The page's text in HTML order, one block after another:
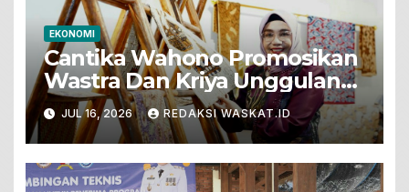
EKONOMI
Cantika Wahono Promosikan
Wastra Dan Kriya Unggulan
Bojonegoro Dalam Road To
INACRAFT Festival 2026
JUL 16, 2026 REDAKSI WASKAT.ID